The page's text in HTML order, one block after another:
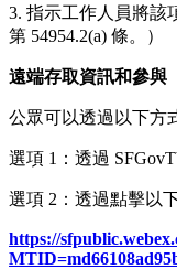
3. 指示工作人員將該
第 54954.2(a) 條。）
遠端存取資訊和參與
公眾可以透過以下方
選項 1：透過
選項 2：透過點擊以
https://